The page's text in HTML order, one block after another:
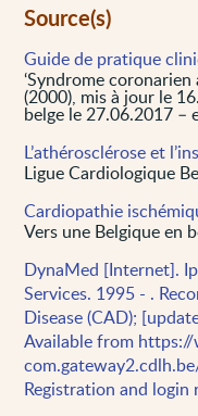
Source(s)
Guide de pratique
‘Syndrome
(2000), mis à jour le
belge le 27.06.2017 –
L’athérosclérose et
Ligue Cardiologique
Cardiopathie
Vers une Belgique en
DynaMed [Internet].
Services. 1995 - .
Disease (CAD);
Available from
Registration and login